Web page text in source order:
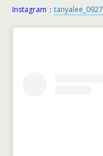
Instagram： tanyalee_0927